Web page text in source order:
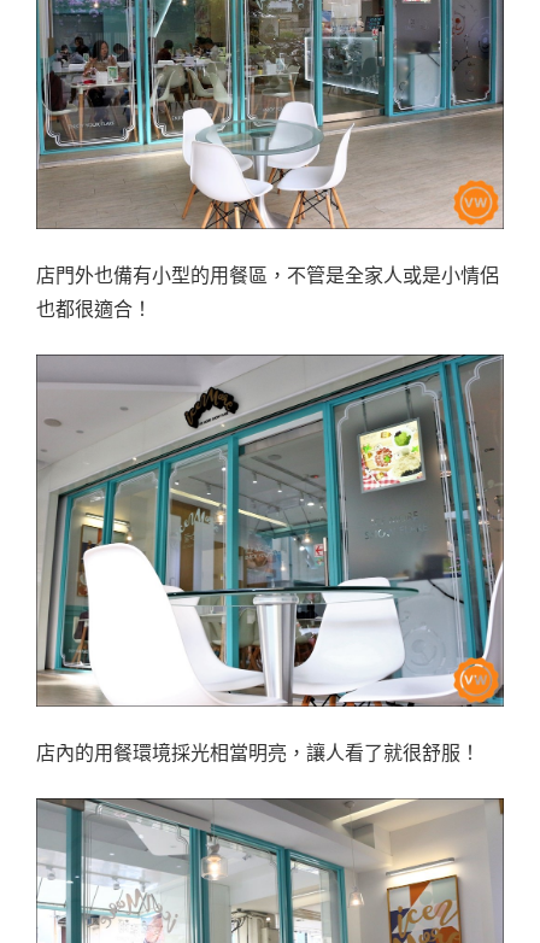
店門外也備有小型的用餐區，不管是全家人或是小情侶
也都很適合！
店內的用餐環境採光相當明亮，讓人看了就很舒服！